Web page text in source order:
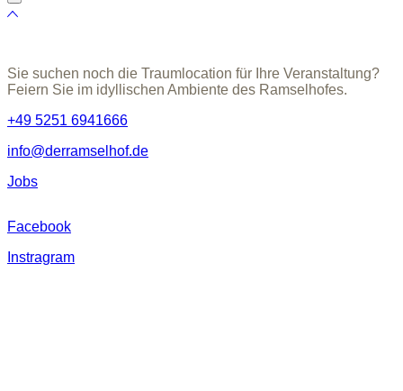
Sie suchen noch die Traumlocation für Ihre Veranstaltung?
Feiern Sie im idyllischen Ambiente des Ramselhofes.
+49 5251 6941666
info@derramselhof.de
Jobs
Facebook
Instragram